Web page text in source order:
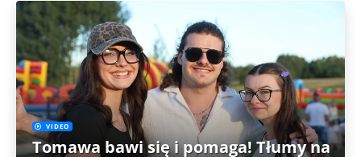
VIDEO
Tomawa bawi się i pomaga! Tłumy na